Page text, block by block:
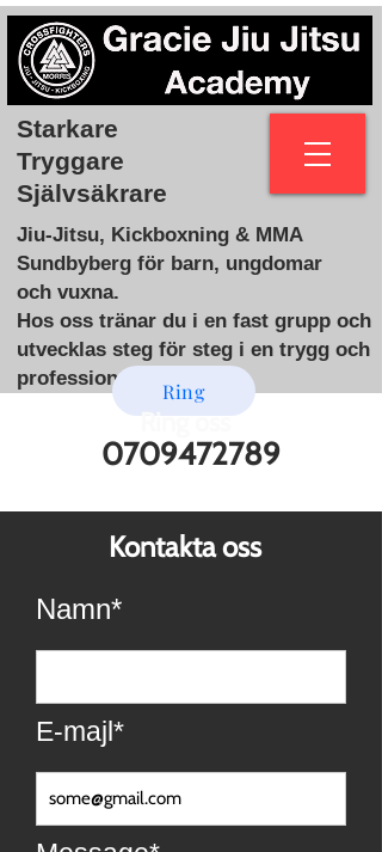
Starkare
Tryggare
Självsäkrare
Jiu-Jitsu, Kickboxning & MMA
Sundbyberg för barn, ungdomar
och vuxna.
Hos oss tränar du i en fast grupp och
utvecklas steg för steg i en trygg och
professionell miljö.
Kontakta oss
Namn*
E-majl*
Ring
0709472789
Ring oss